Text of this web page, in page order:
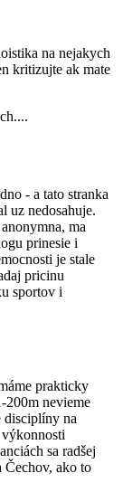
na nejakych
kritizujte ak mate
- a tato stranka
uz nedosahuje.
ma
prinesie i
je stale
pricinu
sportov i
prakticky
nevieme
disciplíny na
sa radšej
Čechov, ako to